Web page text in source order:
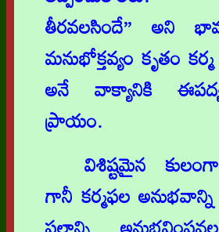
తీరవలసిందే” అని
మనుభోక్తవ్యం కృతం
అనే వాక్యానికి
ప్రాయం.
విశిష్టమైన
గానీ కర్మఫల అనుభవాన్ని